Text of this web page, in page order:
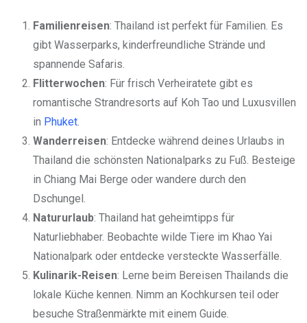
Familienreisen: Thailand ist perfekt für Familien. Es
gibt Wasserparks, kinderfreundliche Strände und
spannende Safaris.
Flitterwochen: Für frisch Verheiratete gibt es
romantische Strandresorts auf Koh Tao und Luxusvillen
in Phuket
Wanderreisen: Entdecke während deines Urlaubs in
Thailand die schönsten Nationalparks zu Fuß. Besteige
in Chiang Mai Berge oder wandere durch den
Dschungel.
Natururlaub: Thailand hat geheimtipps für
Naturliebhaber. Beobachte wilde Tiere im Khao Yai
Nationalpark oder entdecke versteckte Wasserfälle.
Kulinarik-Reisen: Lerne beim Bereisen Thailands die
lokale Küche kennen. Nimm an Kochkursen teil oder
besuche Straßenmärkte mit einem Guide.